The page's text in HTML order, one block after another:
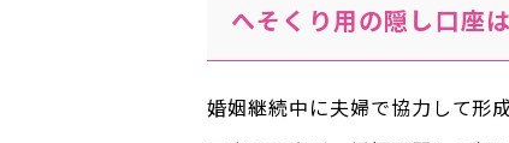
へそくり用の隠し口座
婚姻継続中に夫婦で協力して形